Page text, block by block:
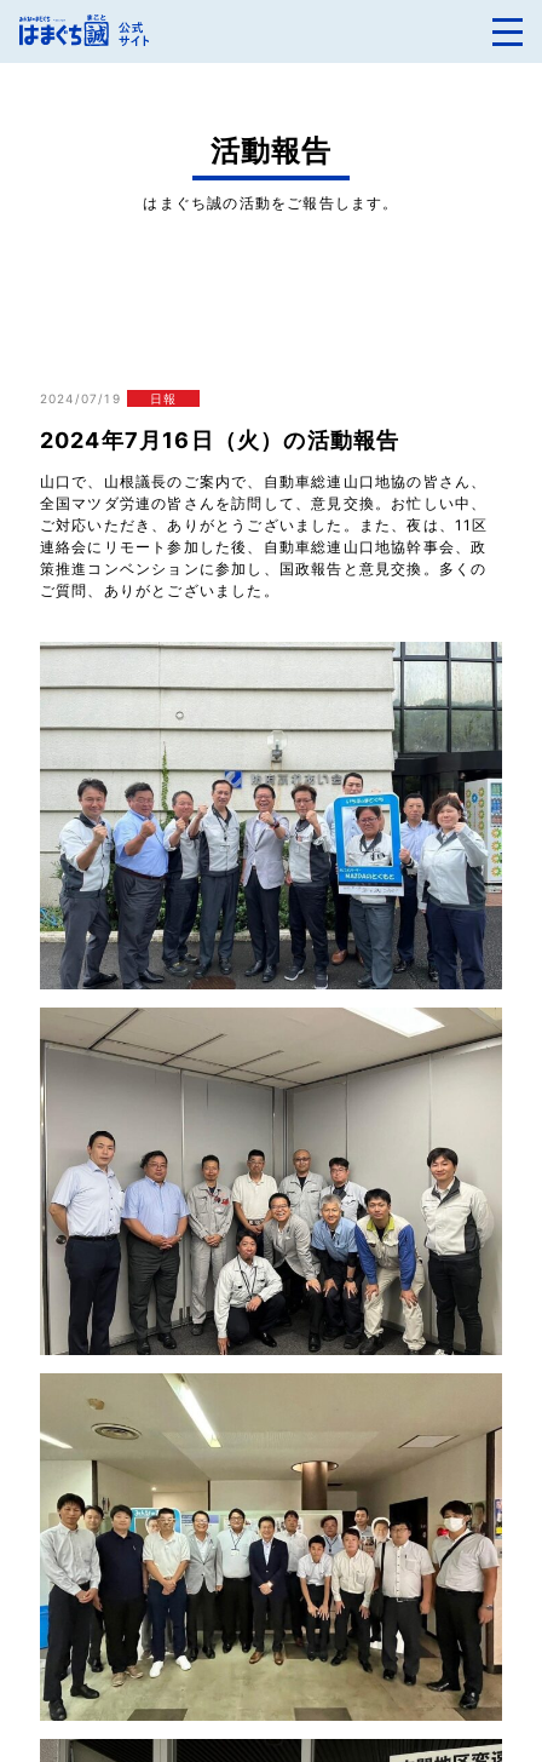
活動報告
はまぐち誠の活動をご報告します。
2024/07/19 日報
2024年7月16日（火）の活動報告
山口で、山根議長のご案内で、自動車総連山口地協の皆さん、
全国マツダ労連の皆さんを訪問して、意見交換。お忙しい中、
ご対応いただき、ありがとうございました。また、夜は、11区
連絡会にリモート参加した後、自動車総連山口地協幹事会、政
策推進コンベンションに参加し、国政報告と意見交換。多くの
ご質問、ありがとございました。